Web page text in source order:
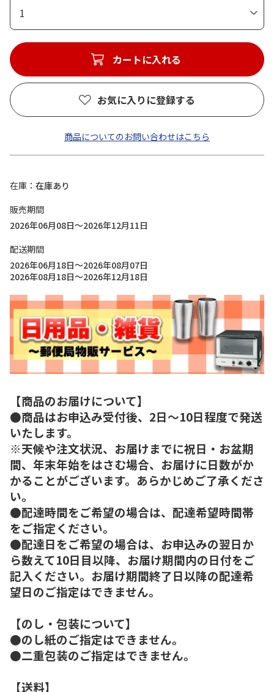
1
カートに入れる
お気に入りに登録する
商品についてのお問い合わせはこちら
在庫
在庫あり
販売期間
2026年06月08日～2026年12月11日
配送期間
2026年06月18日～2026年08月07日
2026年08月18日～2026年12月18日
【商品のお届けについて】
●商品はお申込み受付後、2日～10日程度で発送
いたします。
※天候や注文状況、お届けまでに祝日・お盆期
間、年末年始をはさむ場合、お届けに日数がか
かることがございます。あらかじめご了承くださ
い。
●配達時間をご希望の場合は、配達希望時間帯
をご指定ください。
●配達日をご希望の場合は、お申込みの翌日か
ら数えて10日目以降、お届け期間内の日付をご
記入ください。お届け期間終了日以降の配達希
望日のご指定はできません。
【のし・包装について】
●のし紙のご指定はできません。
●二重包装のご指定はできません。
【送料】